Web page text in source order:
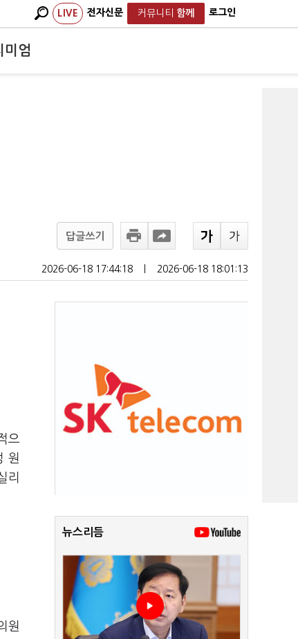
LIVE 전자신문 커뮤니티 함께 로그인
미엄
답글쓰기
2026-06-18 17:44:18 2026-06-18 18:01:13
으
원
리
원
뉴스리듬